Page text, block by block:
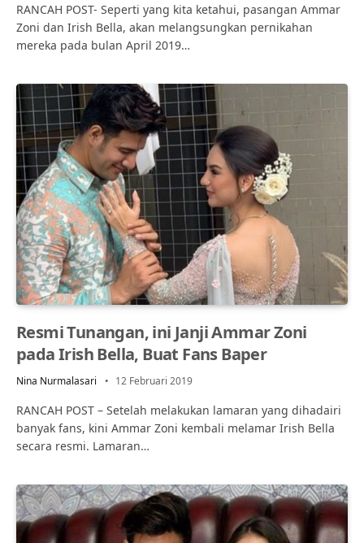
RANCAH POST- Seperti yang kita ketahui, pasangan Ammar
Zoni dan Irish Bella, akan melangsungkan pernikahan
mereka pada bulan April 2019…
Resmi Tunangan, ini Janji Ammar Zoni
pada Irish Bella, Buat Fans Baper
Nina Nurmalasari 12 Februari 2019
RANCAH POST – Setelah melakukan lamaran yang dihadairi
banyak fans, kini Ammar Zoni kembali melamar Irish Bella
secara resmi. Lamaran…